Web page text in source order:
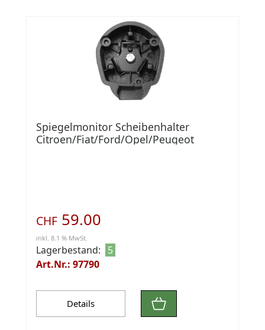
Spiegelmonitor Scheibenhalter
Citroen/Fiat/Ford/Opel/Peugeot
CHF 59.00
inkl. 8.1 % MwSt.
Lagerbestand:
5
Art.Nr.: 97790
Details